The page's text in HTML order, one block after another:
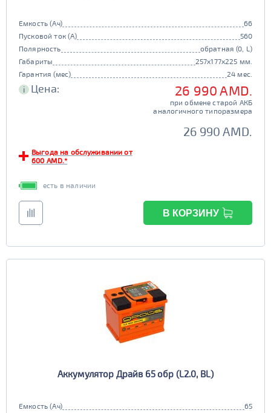
Емкость (Ач)
66
Пусковой ток (А)
560
Полярность
обратная (0, L)
Габариты
257x177x225 мм.
Гарантия (мес)
24 мес.
i Цена: 26 990 AMD.
при обмене старой АКБ
аналогичного типоразмера
26 990 AMD.
Выгода на обслуживании от
600 AMD.*
есть в наличии
В КОРЗИНУ
Аккумулятор Драйв 65 обр (L2.0, BL)
Емкость (Ач)
65